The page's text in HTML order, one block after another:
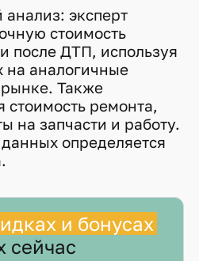
эксперт
стоимость
после ДТП, используя
на аналогичные
Также
стоимость ремонта,
на запчасти и работу.
определяется
и бонусах
сейчас